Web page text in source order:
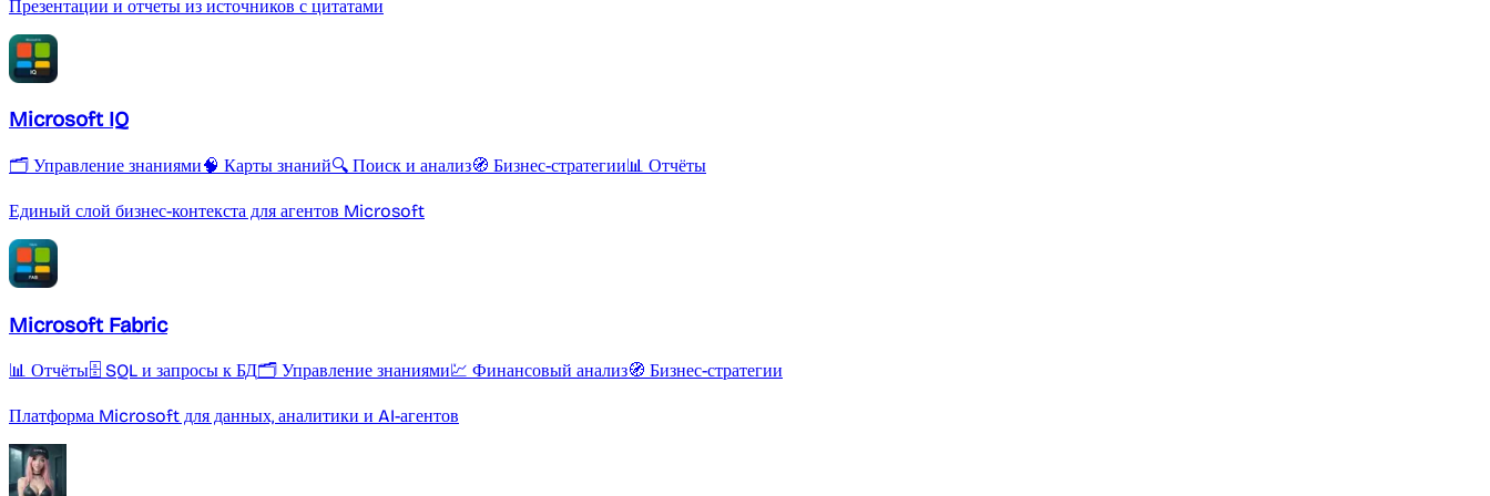
Презентации и отчеты из источников с цитатами
Microsoft IQ
🗂️ Управление знаниями🧠 Карты знаний🔍 Поиск и анализ🧭 Бизнес-стратегии📊 Отчёты
Единый слой бизнес-контекста для агентов Microsoft
Microsoft Fabric
📊 Отчёты🗄️ SQL и запросы к БД🗂️ Управление знаниями💹 Финансовый анализ🧭 Бизнес-стратегии
Платформа Microsoft для данных, аналитики и AI-агентов